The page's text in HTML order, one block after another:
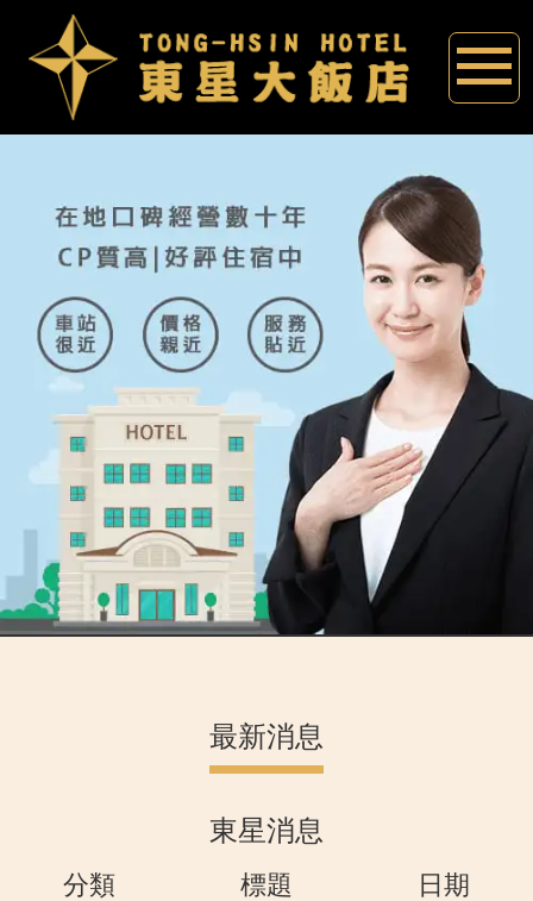
最新消息
東星消息
分類 標題 日期